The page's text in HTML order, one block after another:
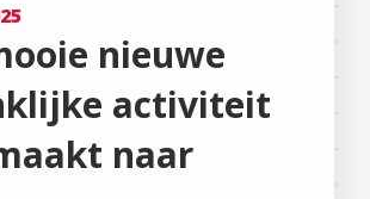
nieuwe
activiteit
naar